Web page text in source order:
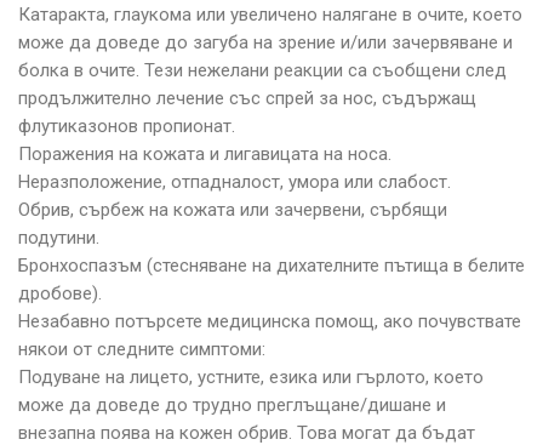
Катаракта, глаукома или увеличено налягане в очите, което
може да доведе до загуба на зрение и/или зачервяване и
болка в очите. Тези нежелани реакции са съобщени след
продължително лечение със спрей за нос, съдържащ
флутиказонов пропионат.
Поражения на кожата и лигавицата на носа.
Неразположение, отпадналост, умора или слабост.
Обрив, сърбеж на кожата или зачервени, сърбящи
подутини.
Бронхоспазъм (стесняване на дихателните пътища в белите
дробове).
Незабавно потърсете медицинска помощ, ако почувствате
някои от следните симптоми:
Подуване на лицето, устните, езика или гърлото, което
може да доведе до трудно преглъщане/дишане и
внезапна поява на кожен обрив. Това могат да бъдат